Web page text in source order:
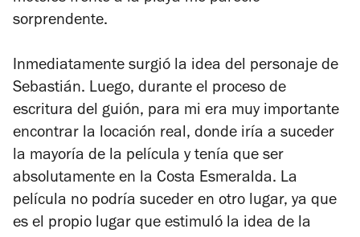
sorprendente.
Inmediatamente surgió la idea del personaje de
Sebastián. Luego, durante el proceso de
escritura del guión, para mi era muy importante
encontrar la locación real, donde iría a suceder
la mayoría de la película y tenía que ser
absolutamente en la Costa Esmeralda. La
película no podría suceder en otro lugar, ya que
es el propio lugar que estimuló la idea de la